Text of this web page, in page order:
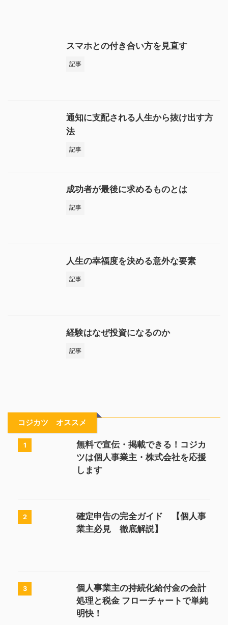
スマホとの付き合い方を見直す
記事
通知に支配される人生から抜け出す方
法
記事
成功者が最後に求めるものとは
記事
人生の幸福度を決める意外な要素
記事
経験はなぜ投資になるのか
記事
コジカツ オススメ
1
無料で宣伝・掲載できる！コジカ
ツは個人事業主・株式会社を応援
します
2
確定申告の完全ガイド 【個人事
業主必見 徹底解説】
3
個人事業主の持続化給付金の会計
処理と税金 フローチャートで単純
明快！